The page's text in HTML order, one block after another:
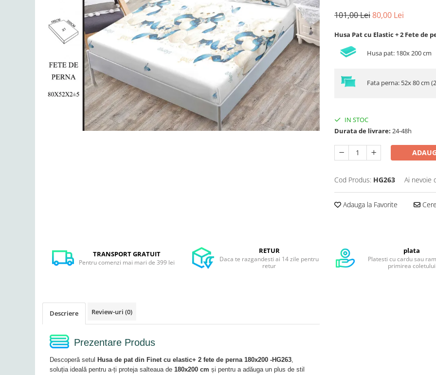
Lenjerii de pat Bumbac 100%
Lenjerii de pat Cocolino
Lenjerii de pat Finet + 2 Draperii
Lenjerii de pat Saten 4 piese cu
101,00 Lei80,00 Lei
Husa Pat cu Elastic + 2 Fete de
Husa pat: 180x 200 cm
Fata perna: 52x 80 cm
IN STOC
Durata de livrare: 24-48h
Cod Produs: HG263 Ai nevoie
Adauga la Favorite
TRANSPORT GRATUIT
Pentru comenzi mai mari de 399 lei
RETUR
Daca te razgandesti ai 14 zile pentru
retur
plata
Platesti cu cardu sau
primirea coletului
Descriere Review-uri (0)
Prezentare Produs
Descoperă setul Husa de pat din Finet cu elastic+ 2 fete de perna 180x200 -HG263,
soluția ideală pentru a-ți proteja salteaua de 180x200 cm și pentru a adăuga un plus de stil